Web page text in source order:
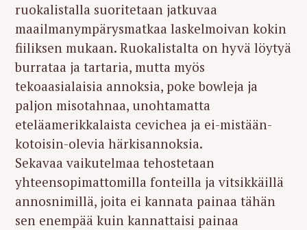
ruokalistalla suoritetaan jatkuvaa
maailmanympärysmatkaa laskelmoivan kokin
fiiliksen mukaan. Ruokalistalta on hyvä löytyä
burrataa ja tartaria, mutta myös
tekoaasialaisia annoksia, poke bowleja ja
paljon misotahnaa, unohtamatta
eteläamerikkalaista cevichea ja ei-mistään-
kotoisin-olevia härkisannoksia.
Sekavaa vaikutelmaa tehostetaan
yhteensopimattomilla fonteilla ja vitsikkäillä
annosnimillä, joita ei kannata painaa tähän
sen enempää kuin kannattaisi painaa